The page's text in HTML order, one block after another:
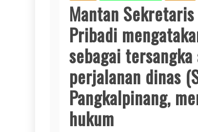
Mantan
Pribadi
sebagai
perjalanan dinas
Pangkalpinang,
hukum